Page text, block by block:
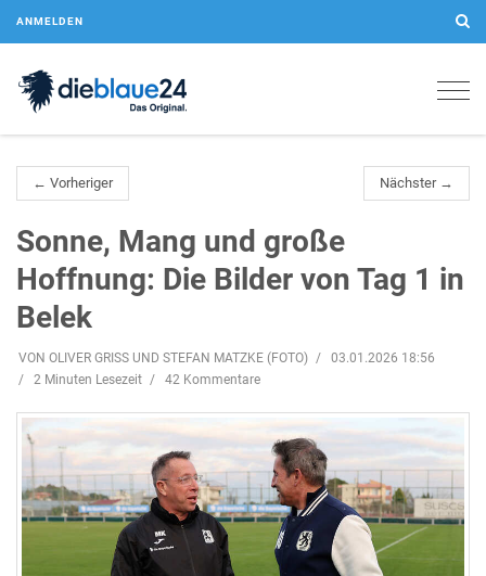
ANMELDEN
← Vorheriger Nächster →
Sonne, Mang und große
Hoffnung: Die Bilder von Tag 1 in
Belek
VON OLIVER GRISS UND STEFAN MATZKE (FOTO)
03.01.2026 18:56
2 Minuten Lesezeit
42 Kommentare